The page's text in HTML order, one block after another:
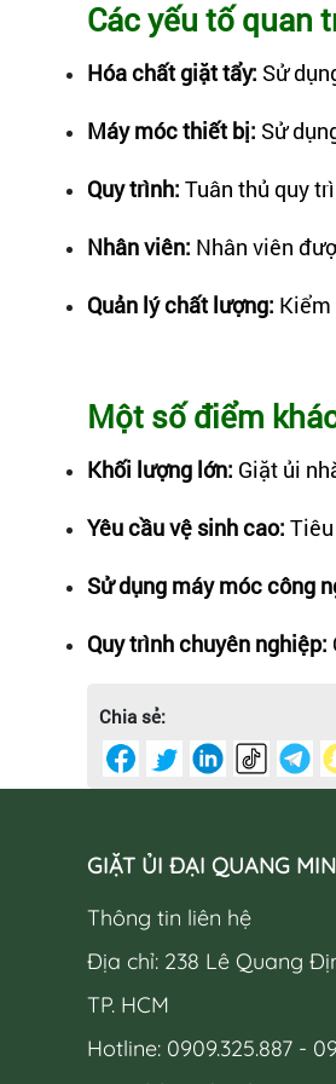
Các yếu tố quan
Hóa chất giặt tẩy: Sử
Máy móc thiết bị: Sử
Quy trình: Tuân thủ quy
Nhân viên: Nhân viên
Quản lý chất lượng:
Một số điểm
Khối lượng lớn: Giặt ủi
Yêu cầu vệ sinh cao:
Sử dụng máy móc công
Quy trình chuyên nghiệp:
Chia sẻ:
GIẶT ỦI ĐẠI QUANG
Thông tin liên hệ
Địa chỉ: 238 Lê Quang
TP. HCM
Hotline: 0909.325.887 -